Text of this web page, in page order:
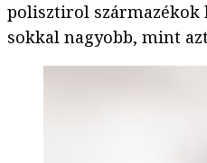
polisztirol származékok
sokkal nagyobb, mint